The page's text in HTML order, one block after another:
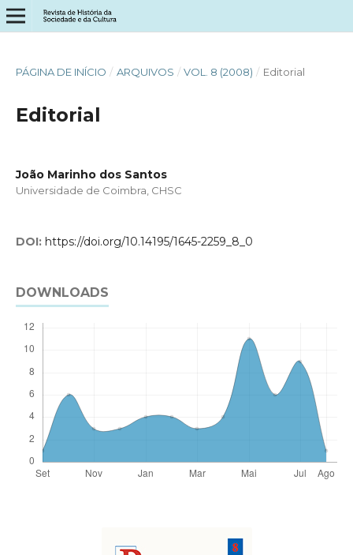
PÁGINA DE INÍCIO / ARQUIVOS / VOL. 8 (2008) / Editorial
Editorial
João Marinho dos Santos
Universidade de Coimbra, CHSC
DOI: https://doi.org/10.14195/1645-2259_8_0
DOWNLOADS